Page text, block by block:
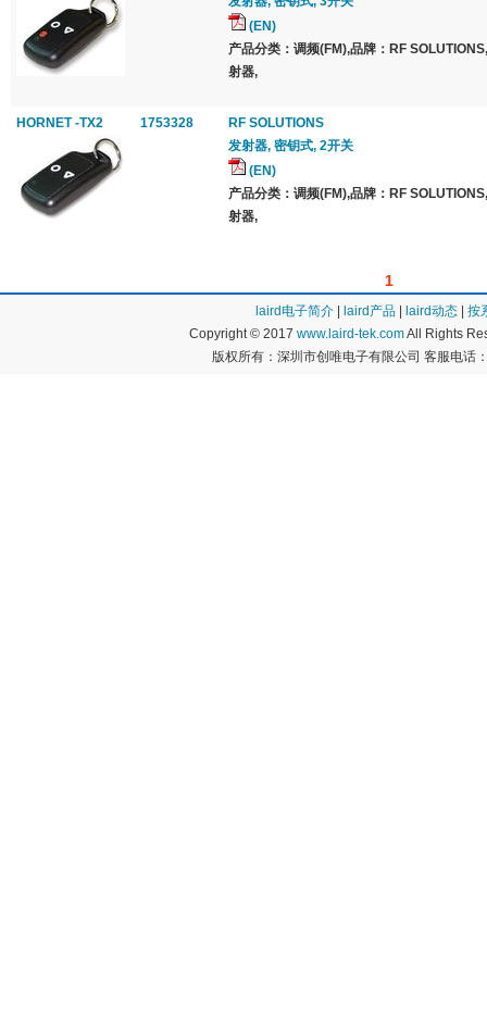
(EN)
产品分类：调频(FM),品牌：RF
射器,
HORNET -TX2 1753328
RF SOLUTIONS
发射器, 密钥式, 2开关
(EN)
产品分类：调频(FM),品牌：RF
射器,
1
laird电子简介 laird产品 laird动态
按
Copyright © 2017 www.laird-tek.comAll Rights
版权所有：深圳市创唯电子有限公司 客服电话